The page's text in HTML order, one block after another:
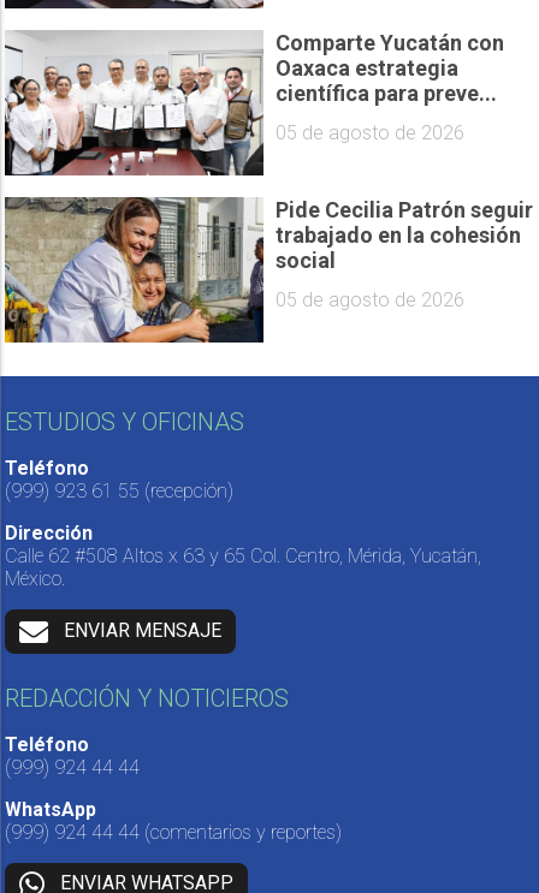
Comparte Yucatán con
Oaxaca estrategia
científica para preve...
05 de agosto de 2026
Pide Cecilia Patrón seguir
trabajado en la cohesión
social
05 de agosto de 2026
ESTUDIOS Y OFICINAS
Teléfono
(999) 923 61 55 (recepción)
Dirección
Calle 62 #508 Altos x 63 y 65 Col. Centro, Mérida, Yucatán,
México.
ENVIAR MENSAJE
REDACCIÓN Y NOTICIEROS
Teléfono
(999) 924 44 44
WhatsApp
(999) 924 44 44 (comentarios y reportes)
ENVIAR WHATSAPP